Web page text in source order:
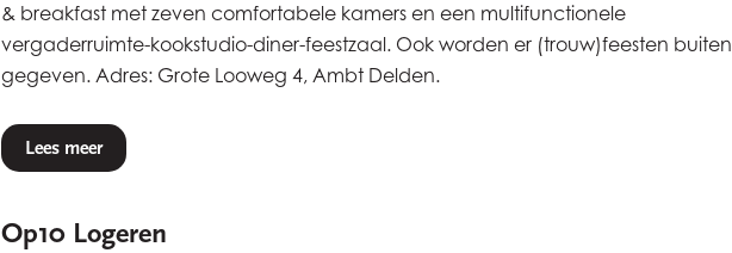
& breakfast met zeven comfortabele kamers en een multifunctionele
vergaderruimte-kookstudio-diner-feestzaal. Ook worden er (trouw)feesten buiten
gegeven. Adres: Grote Looweg 4, Ambt Delden.
Lees meer
Op10 Logeren